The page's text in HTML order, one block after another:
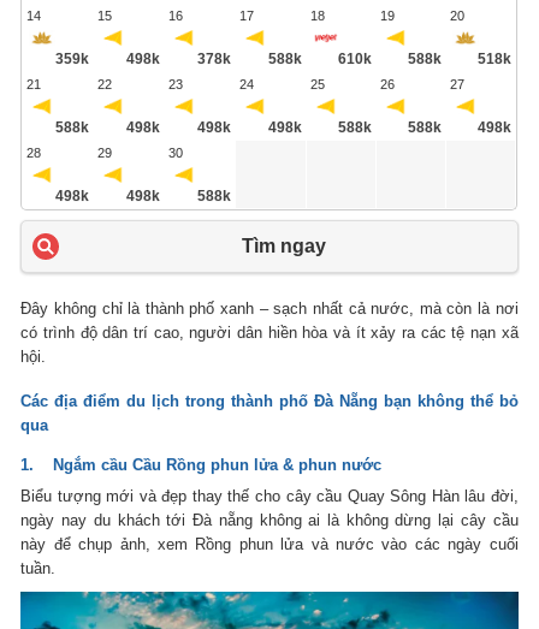
14
359k
15
498k
16
378k
17
588k
18
610k
19
588k
20
518k
21
588k
22
498k
23
498k
24
498k
25
588k
26
588k
27
498k
28
498k
29
498k
30
588k
Tìm ngay
Đây không chỉ là thành phố xanh – sạch nhất cả nước, mà còn là nơi
có trình độ dân trí cao, người dân hiền hòa và ít xảy ra các tệ nạn xã
hội.
Các địa điểm du lịch trong thành phố Đà Nẵng bạn không thể bỏ
qua
1. Ngắm cầu Cầu Rồng phun lửa & phun nước
Biểu tượng mới và đẹp thay thế cho cây cầu Quay Sông Hàn lâu đời,
ngày nay du khách tới Đà nẵng không ai là không dừng lại cây cầu
này để chụp ảnh, xem Rồng phun lửa và nước vào các ngày cuối
tuần.